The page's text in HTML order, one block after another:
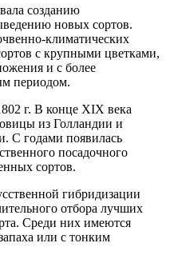
созданию
новых сортов.
климатических
с крупными цветками,
и с более
периодом.
г. В конце XIX века
из Голландии и
С годами появилась
посадочного
сортов.
гибридизации
отбора лучших
Среди них имеются
или с тонким